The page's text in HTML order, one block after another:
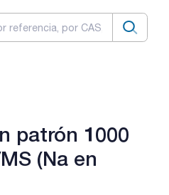
patrón 1000
(Na en